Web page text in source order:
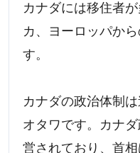
カナダには移住者
カ、ヨーロッパか
す。
カナダの政治体制
オタワです。カナ
営されており、首